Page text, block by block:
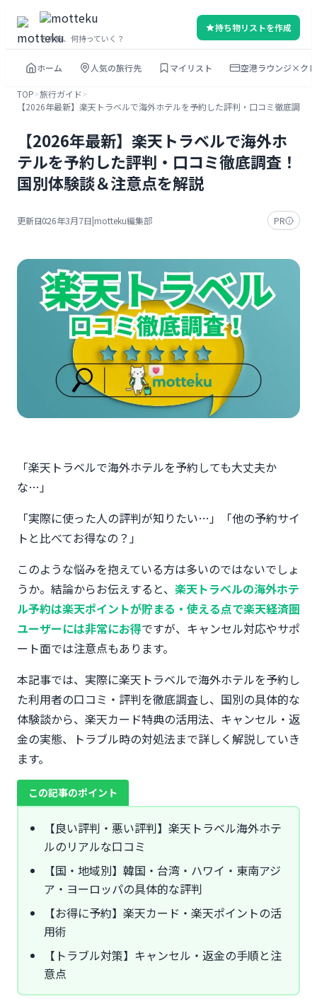
を
その旅、何持っていく？
持ち物リストを作成
ホーム 人気の旅行先 マイリスト 空港ラウンジ×ク
TOP>旅行ガイド>
【2026年最新】楽天トラベルで海外ホテルを予約した評判・口コミ徹底調査
【2026年最新】楽天トラベルで海外ホ
テルを予約した評判・口コミ徹底調査！
国別体験談＆注意点を解説
更新日：2026年3月7日|motteku編集部 PR
「楽天トラベルで海外ホテルを予約しても大丈夫か
な…」
「実際に使った人の評判が知りたい…」「他の予約サイ
トと比べてお得なの？」
このような悩みを抱えている方は多いのではないでしょ
うか。結論からお伝えすると、 楽天トラベルの海外ホテ
ル予約は楽天ポイントが貯まる・使える点で楽天経済圏
ユーザーには非常にお得ですが、キャンセル対応やサポ
ート面では注意点もあります。
本記事では、実際に楽天トラベルで海外ホテルを予約し
た利用者の口コミ・評判を徹底調査し、国別の具体的な
体験談から、楽天カード特典の活用法、キャンセル・返
金の実態、トラブル時の対処法まで詳しく解説していき
ます。
この記事のポイント
【良い評判・悪い評判】楽天トラベル海外ホテ
ルのリアルな口コミ
【国・地域別】韓国・台湾・ハワイ・東南アジ
ア・ヨーロッパの具体的な評判
【お得に予約】楽天カード・楽天ポイントの活
用術
【トラブル対策】キャンセル・返金の手順と注
意点